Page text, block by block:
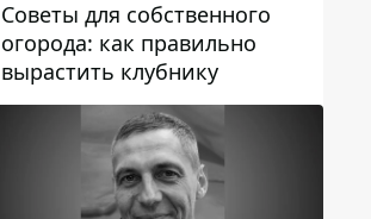
Советы для собственного
огорода: как правильно
вырастить клубнику